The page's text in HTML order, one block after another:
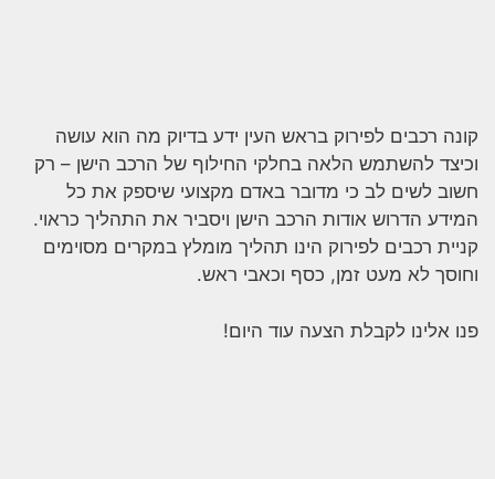
קונה רכבים לפירוק בראש העין ידע בדיוק מה הוא עושה
וכיצד להשתמש הלאה בחלקי החילוף של הרכב הישן – רק
חשוב לשים לב כי מדובר באדם מקצועי שיספק את כל
המידע הדרוש אודות הרכב הישן ויסביר את התהליך כראוי.
קניית רכבים לפירוק הינו תהליך מומלץ במקרים מסוימים
וחוסך לא מעט זמן, כסף וכאבי ראש.
פנו אלינו לקבלת הצעה עוד היום!